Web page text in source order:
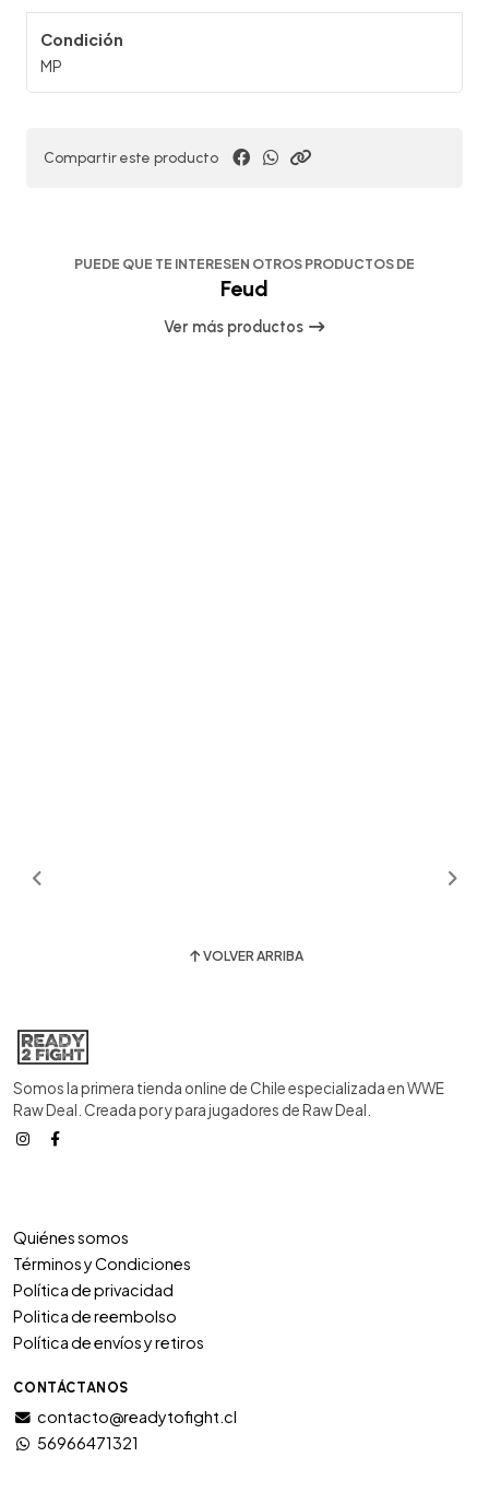
Condición
MP
Compartir este producto
PUEDE QUE TE INTERESEN OTROS PRODUCTOS DE
Feud
Ver más productos
VOLVER ARRIBA
Somos la primera tienda online de Chile especializada en WWE
Raw Deal. Creada por y para jugadores de Raw Deal.
Quiénes somos
Términos y Condiciones
Política de privacidad
Politica de reembolso
Política de envíos y retiros
CONTÁCTANOS
contacto@readytofight.cl
56966471321